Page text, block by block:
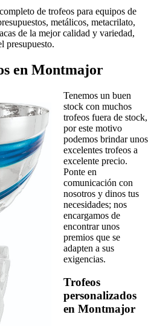
de trofeos para equipos de
metálicos, metacrilato,
de la mejor calidad y variedad,
presupuesto.
en Montmajor
Tenemos un buen
stock con muchos
trofeos fuera de stock,
por este motivo
podemos brindar unos
excelentes trofeos a
excelente precio.
Ponte en
comunicación con
nosotros y dinos tus
necesidades; nos
encargamos de
encontrar unos
premios que se
adapten a sus
exigencias.
Trofeos
personalizados
en Montmajor